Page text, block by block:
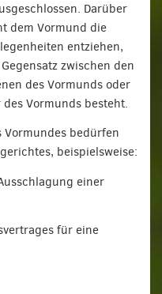
Darüber
dem Vormund die
entziehen,
zwischen den
des Vormunds oder
Vormunds besteht.
Vormundes bedürfen
beispielsweise:
einer
für eine